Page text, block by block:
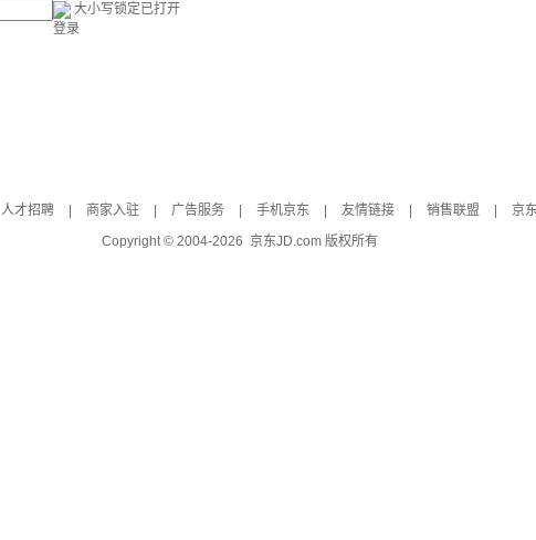
大小写锁定已打开
登录
人才招聘 商家入驻 广告服务 手机京东 友情链接 销售联盟 京
Copyright © 2004-2026 京东JD.com 版权所有